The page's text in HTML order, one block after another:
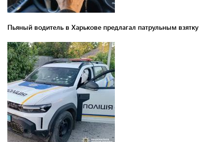
Пьяный водитель в Харькове предлагал патрульным взятку